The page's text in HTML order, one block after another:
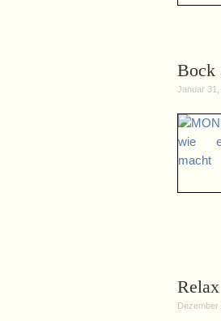
Bock
Januar 31,
Relax
Dezember